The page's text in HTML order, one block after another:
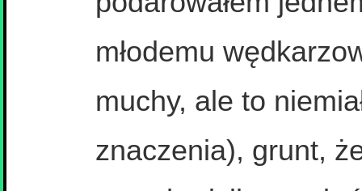
młodemu
muchy, ale to
znaczenia), grunt,